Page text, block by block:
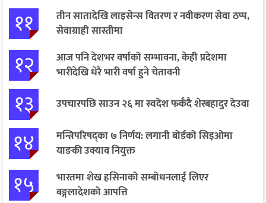
११
तीन सातादेखि लाइसेन्स वितरण र नवीकरण सेवा ठप्प,
सेवाग्राही सास्तीमा
१२
आज पनि देशभर वर्षाको सम्भावना, केही प्रदेशमा
भारीदेखि धेरै भारी वर्षा हुने चेतावनी
१३ उपचारपछि साउन २६ मा स्वदेश फर्कँदै शेरबहादुर देउवा
१४
मन्त्रिपरिषद्का ७ निर्णय: लगानी बोर्डको सिइओमा
याङकी उक्याव नियुक्त
१५
भारतमा शेख हसिनाको सम्बोधनलाई लिएर
बङ्गलादेशको आपत्ति